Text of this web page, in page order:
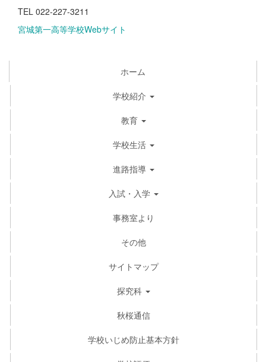
TEL 022-227-3211
宮城第一高等学校Webサイト
ホーム
学校紹介
教育
学校生活
進路指導
入試・入学
事務室より
その他
サイトマップ
探究科
秋桜通信
学校いじめ防止基本方針